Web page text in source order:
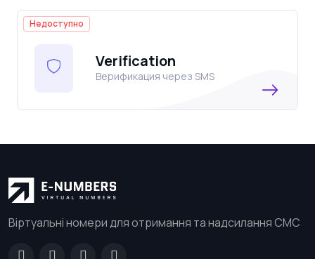
Недоступно
Verification
Верификация через SMS
Віртуальні номери для отримання та надсилання СМС